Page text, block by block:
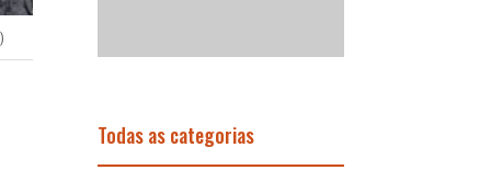
Todas as categorias